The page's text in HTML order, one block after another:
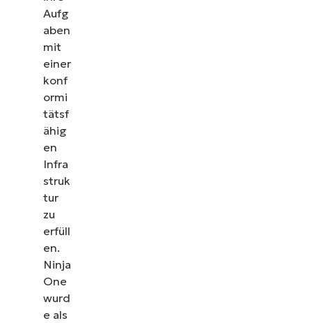
Aufg
aben
mit
einer
konf
ormi
tätsf
ähig
en
Infra
struk
tur
zu
erfüll
en.
Ninja
One
wurd
e als